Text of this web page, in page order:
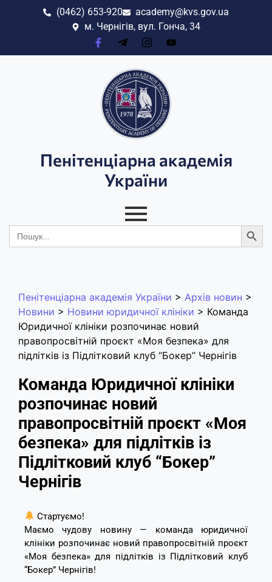
(0462) 653-920
academy@kvs.gov.ua
м. Чернігів, вул. Гонча, 34
Пенітенціарна академія
України
Search
for:
Пенітенціарна академія України > Архів новин >
Новини > Новини юридичної клініки > Команда
Юридичної клініки розпочинає новий
правопросвітній проєкт «Моя безпека» для
підлітків із Підлітковий клуб “Бокер” Чернігів
Команда Юридичної клініки
розпочинає новий
правопросвітній проєкт «Моя
безпека» для підлітків із
Підлітковий клуб “Бокер”
Чернігів
Стартуємо!
Маємо чудову новину — команда юридичної
клініки розпочинає новий правопросвітній проєкт
«Моя безпека» для підлітків із Підлітковий клуб
“Бокер” Чернігів!